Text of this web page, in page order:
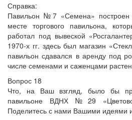
Справка:
Павильон №7 «Семена»
месте торгового павильона,
работал под вывеской
1970-х гг. здесь был магазин
павильон сдавался в аренду под
числе семенами и саженцами
Вопрос 18
Что, на Ваш взгляд, было бы
павильоне ВДНХ №29
Поделитесь с нами Вашими идеями